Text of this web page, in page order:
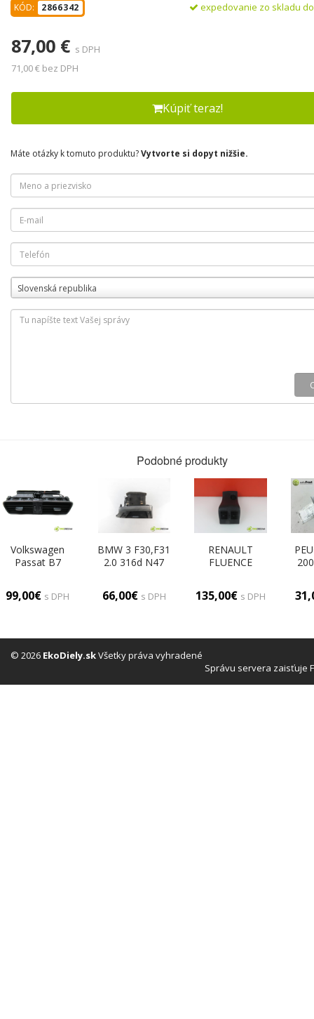
KÓD: 2866342 expedovanie zo skladu
87,00 € s DPH
71,00 € bez DPH
Kúpiť teraz!
Máte otázky k tomuto produktu?Vytvorte si dopyt nižšie.
Slovenská republika
Podobné produkty
Volkswagen
Passat B7
10-14 Mriežky
(Mriežky kúrenia
(fukáre))
99,00€ s DPH
BMW 3 F30,F31
2.0 316d N47
stupňová 85 kW
9231995
(Mriežky kúrenia
(fukáre))
66,00€ s DPH
RENAULT
FLUENCE
zásuvkou 12V
135,00€ s DPH
© 2026 EkoDiely.skVšetky práva vyhradené
Správu servera zaisťuje